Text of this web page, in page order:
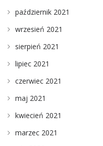
październik 2021
wrzesień 2021
sierpień 2021
lipiec 2021
czerwiec 2021
maj 2021
kwiecień 2021
marzec 2021